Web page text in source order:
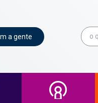
a gente